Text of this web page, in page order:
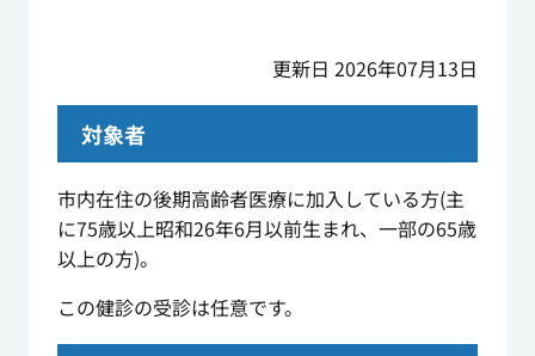
更新日 2026年07月13日
対象者
市内在住の後期高齢者医療に加入している方(主
に75歳以上昭和26年6月以前生まれ、一部の65歳
以上の方)。
この健診の受診は任意です。